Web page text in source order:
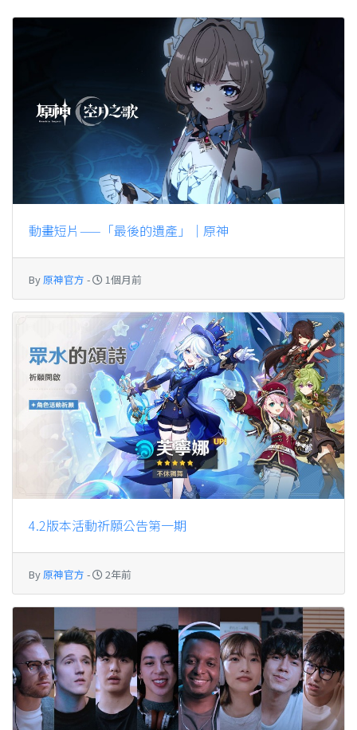
動畫短片——「最後的遺產」｜原神
By原神官方 - 1個月前
4.2版本活動祈願公告第一期
By原神官方 - 2年前